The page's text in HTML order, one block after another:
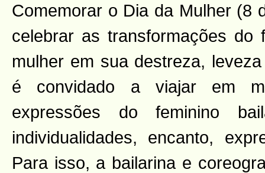
Comemorar o Dia da Mulher (8
celebrar as transformações do
mulher em sua destreza,
é convidado a viajar em
expressões do feminino
individualidades, encanto,
Para isso, a bailarina e